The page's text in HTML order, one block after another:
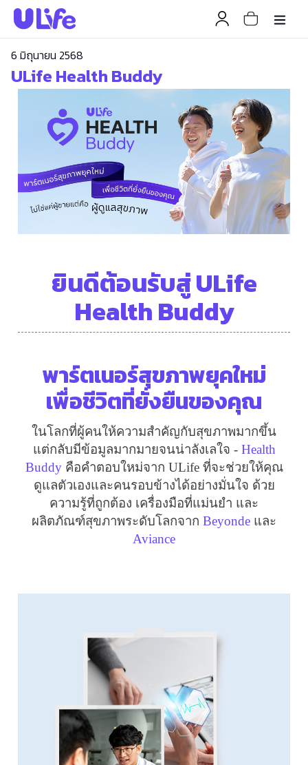
6 มิถุนายน 2568
ULife Health Buddy
ยินดีต้อนรับสู่ ULife
Health Buddy
พาร์ตเนอร์สุขภาพยุคใหม่
เพื่อชีวิตที่ยั่งยืนของคุณ
ในโลกที่ผู้คนให้ความสำคัญกับสุขภาพมากขึ้น
แต่กลับมีข้อมูลมากมายจนน่าลังเลใจ - Health
Buddyคือคำตอบใหม่จาก ULifeที่จะช่วยให้คุณ
ดูแลตัวเองและคนรอบข้างได้อย่างมั่นใจ ด้วย
ความรู้ที่ถูกต้อง เครื่องมือที่แม่นยำ และ
ผลิตภัณฑ์สุขภาพระดับโลกจาก Beyonde และ
Aviance